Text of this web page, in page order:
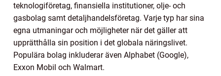
teknologiföretag, finansiella institutioner, olje- och
gasbolag samt detaljhandelsföretag. Varje typ har sina
egna utmaningar och möjligheter när det gäller att
upprätthålla sin position i det globala näringslivet.
Populära bolag inkluderar även Alphabet (Google),
Exxon Mobil och Walmart.